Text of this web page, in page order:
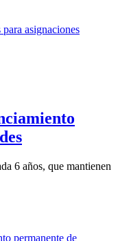
6 años, que mantienen